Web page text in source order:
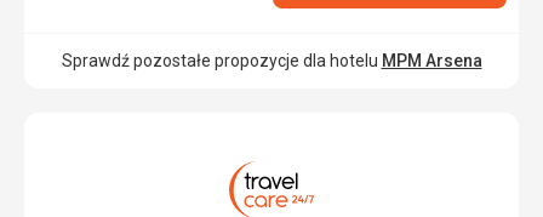
Sprawdź pozostałe propozycje dla hotelu MPM Arsena